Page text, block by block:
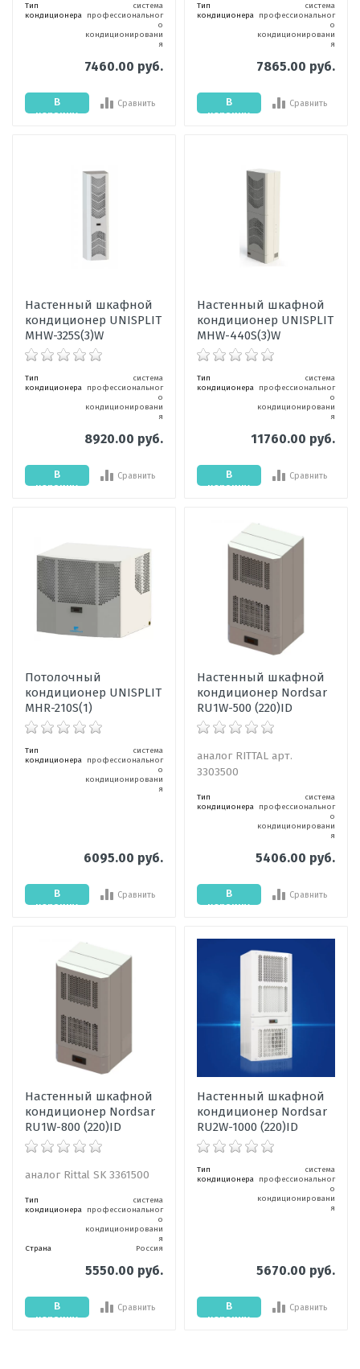
Тип
кондиционера
система
профессиональног
о
кондиционировани
я
7460.00 руб.
В
корзину
Сравнить
Тип
кондиционера
система
профессиональног
о
кондиционировани
я
7865.00 руб.
В
корзину
Сравнить
Настенный шкафной
кондиционер UNISPLIT
MHW-325S(3)W
Тип
кондиционера
система
профессиональног
о
кондиционировани
я
8920.00 руб.
В
корзину
Сравнить
Настенный шкафной
кондиционер UNISPLIT
MHW-440S(3)W
Тип
кондиционера
система
профессиональног
о
кондиционировани
я
11760.00 руб.
В
корзину
Сравнить
Потолочный
кондиционер UNISPLIT
MHR-210S(1)
Тип
кондиционера
система
профессиональног
о
кондиционировани
я
6095.00 руб.
В
корзину
Сравнить
Настенный шкафной
кондиционер Nordsar
RU1W-500 (220)ID
аналог RITTAL арт.
3303500
Тип
кондиционера
система
профессиональног
о
кондиционировани
я
5406.00 руб.
В
корзину
Сравнить
Настенный шкафной
кондиционер Nordsar
RU1W-800 (220)ID
аналог Rittal SK 3361500
Тип
кондиционера
система
профессиональног
о
кондиционировани
я
Страна
Россия
5550.00 руб.
В
корзину
Сравнить
Настенный шкафной
кондиционер Nordsar
RU2W-1000 (220)ID
Тип
кондиционера
система
профессиональног
о
кондиционировани
я
5670.00 руб.
В
корзину
Сравнить